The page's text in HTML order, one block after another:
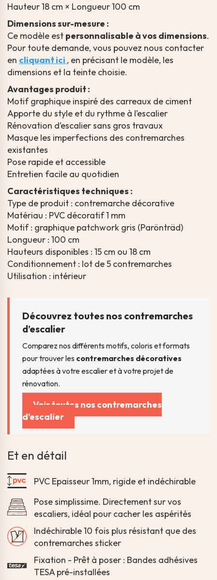
Hauteur 18 cm × Longueur 100 cm
Dimensions sur-mesure :
Ce modèle est personnalisable à vos dimensions.
Pour toute demande, vous pouvez nous contacter
en cliquant ici , en précisant le modèle, les
dimensions et la teinte choisie.
Avantages produit :
Motif graphique inspiré des carreaux de ciment
Apporte du style et du rythme à l’escalier
Rénovation d’escalier sans gros travaux
Masque les imperfections des contremarches
existantes
Pose rapide et accessible
Entretien facile au quotidien
Caractéristiques techniques :
Type de produit : contremarche décorative
Matériau : PVC décoratif 1 mm
Motif : graphique patchwork gris (Parönträd)
Longueur : 100 cm
Hauteurs disponibles : 15 cm ou 18 cm
Conditionnement : lot de 5 contremarches
Utilisation : intérieur
Découvrez toutes nos contremarches
d’escalier
Comparez nos différents motifs, coloris et formats
pour trouver les contremarches décoratives
adaptées à votre escalier et à votre projet de
rénovation.
Voir toutes nos contremarches
d’escalier
Et en détail
PVC Epaisseur 1mm, rigide et indéchirable
Pose simplissime. Directement sur vos
escaliers, idéal pour cacher les aspérités
Indéchirable 10 fois plus résistant que des
contremarches sticker
Fixation - Prêt à poser : Bandes adhésives
TESA pré-installées